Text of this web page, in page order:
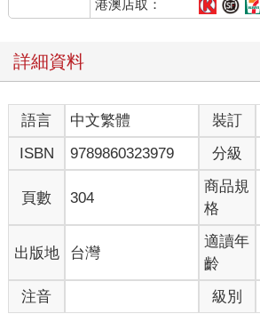
港澳店取：
詳細資料
語言 中文繁體 裝訂
ISBN
9789860323979 分級
頁數 304
商品規
格
出版地 台灣
適讀年
齡
注音 級別